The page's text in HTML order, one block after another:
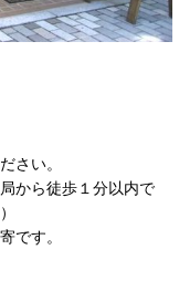
さい。
から徒歩１分以内で
です。